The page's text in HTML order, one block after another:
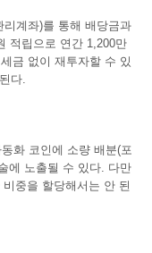
계좌)를 통해 배당금과
적립으로 연간 1,200만
금 없이 재투자할 수 있
다.
화 코인에 소량 배분(포
에 노출될 수 있다. 다만
중을 할당해서는 안 된